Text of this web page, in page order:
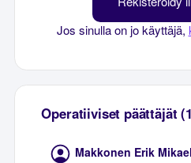
Jos sinulla on jo käyttäjä,
Operatiiviset päättäjät
Makkonen Erik Mikael